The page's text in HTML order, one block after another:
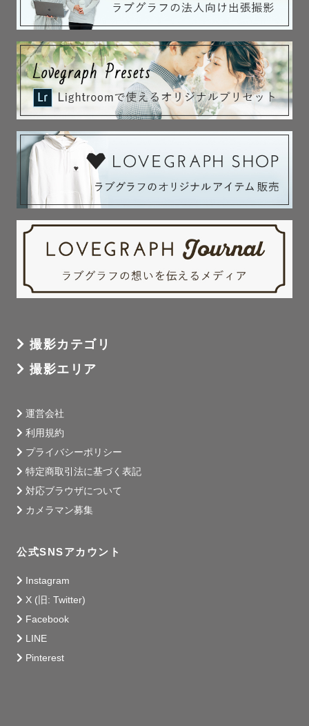
撮影カテゴリ
撮影エリア
運営会社
利用規約
プライバシーポリシー
特定商取引法に基づく表記
対応ブラウザについて
カメラマン募集
公式SNSアカウント
Instagram
X (旧: Twitter)
Facebook
LINE
Pinterest